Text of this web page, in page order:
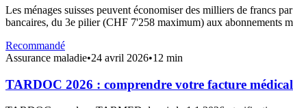
Les ménages suisses peuvent économiser des milliers de francs
bancaires, du 3e pilier (CHF 7'258 maximum) aux abonnements
Recommandé
Assurance maladie•24 avril 2026•12 min
TARDOC 2026 : comprendre votre facture